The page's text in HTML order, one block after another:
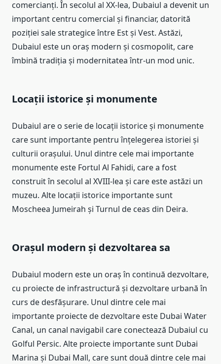
comercianți. În secolul al XX-lea, Dubaiul a devenit un
important centru comercial și financiar, datorită
poziției sale strategice între Est și Vest. Astăzi,
Dubaiul este un oraș modern și cosmopolit, care
îmbină tradiția și modernitatea într-un mod unic.
Locații istorice și monumente
Dubaiul are o serie de locații istorice și monumente
care sunt importante pentru înțelegerea istoriei și
culturii orașului. Unul dintre cele mai importante
monumente este Fortul Al Fahidi, care a fost
construit în secolul al XVIII-lea și care este astăzi un
muzeu. Alte locații istorice importante sunt
Moscheea Jumeirah și Turnul de ceas din Deira.
Orașul modern și dezvoltarea sa
Dubaiul modern este un oraș în continuă dezvoltare,
cu proiecte de infrastructură și dezvoltare urbană în
curs de desfășurare. Unul dintre cele mai
importante proiecte de dezvoltare este Dubai Water
Canal, un canal navigabil care conectează Dubaiul cu
Golful Persic. Alte proiecte importante sunt Dubai
Marina și Dubai Mall, care sunt două dintre cele mai